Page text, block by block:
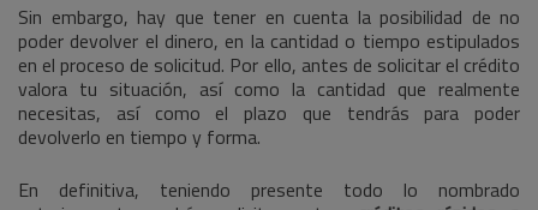
Sin embargo, hay que tener en cuenta la posibilidad de no
poder devolver el dinero, en la cantidad o tiempo estipulados
en el proceso de solicitud. Por ello, antes de solicitar el crédito
valora tu situación, así como la cantidad que realmente
necesitas, así como el plazo que tendrás para poder
devolverlo en tiempo y forma.
En definitiva, teniendo presente todo lo nombrado